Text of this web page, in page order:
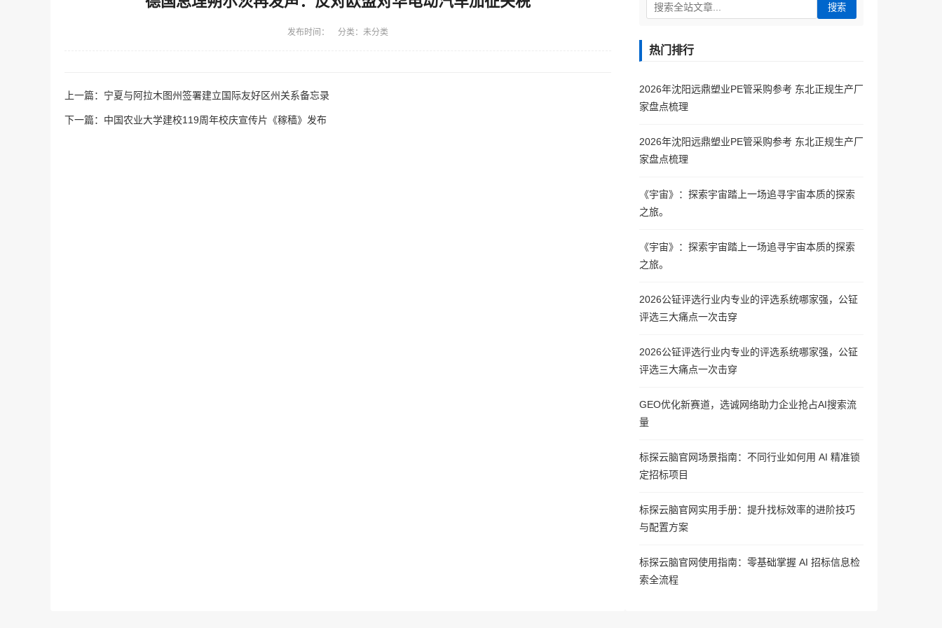
发布时间： 分类：未分类
上一篇： 宁夏与阿拉木图州签署建立国际友好区州关系备忘录
下一篇： 中国农业大学建校119周年校庆宣传片《稼穑》发布
搜索
热门排行
2026年沈阳远鼎塑业PE管采购参考 东北正规生产厂
家盘点梳理
2026年沈阳远鼎塑业PE管采购参考 东北正规生产厂
家盘点梳理
《宇宙》：探索宇宙踏上一场追寻宇宙本质的探索
之旅。
《宇宙》：探索宇宙踏上一场追寻宇宙本质的探索
之旅。
2026公钲评选行业内专业的评选系统哪家强，公钲
评选三大痛点一次击穿
2026公钲评选行业内专业的评选系统哪家强，公钲
评选三大痛点一次击穿
GEO优化新赛道，选诚网络助力企业抢占AI搜索流
量
标探云脑官网场景指南：不同行业如何用 AI 精准锁
定招标项目
标探云脑官网实用手册：提升找标效率的进阶技巧
与配置方案
标探云脑官网使用指南：零基础掌握 AI 招标信息检
索全流程